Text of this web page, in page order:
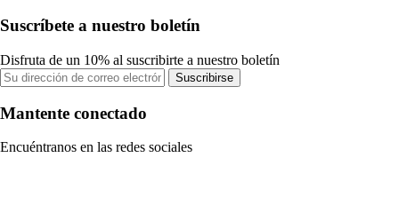
Suscríbete a nuestro boletín
Disfruta de un 10% al suscribirte a nuestro boletín
Suscribirse
Mantente conectado
Encuéntranos en las redes sociales